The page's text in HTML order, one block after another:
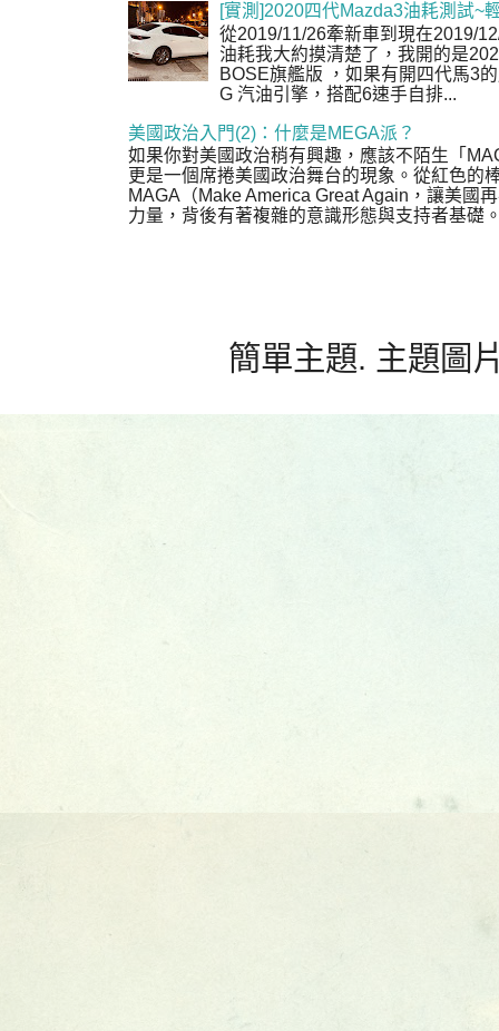
[實測]2020四代Mazda3油耗測試~
從2019/11/26牽新車到現在2019/
油耗我大約摸清楚了，我開的是
BOSE旗艦版 ，如果有開四代馬3
G 汽油引擎，搭配6速手自排...
美國政治入門(2)：什麼是MEGA派？
如果你對美國政治稍有興趣，應該不陌生「
更是一個席捲美國政治舞台的現象。從紅色的
MAGA（Make America Great Again，讓美國
力量，背後有著複雜的意識形態與支持者基礎
簡單主題. 主題圖